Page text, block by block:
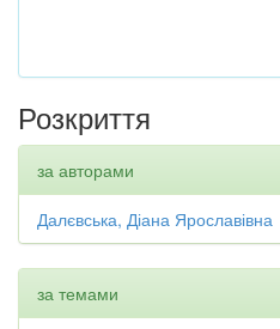
Розкриття
за авторами
Далєвська, Діана Ярославівна
за темами